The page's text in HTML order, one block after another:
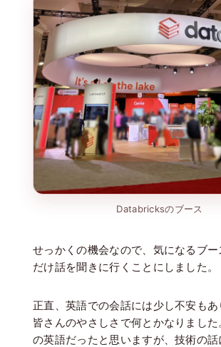
Databricksのブース
せっかくの機会なので、気になるブー
だけ話を聞きに行くことにしました。
正直、英語での会話には少し不安もあ
皆さんのやさしさで何とかなりまし
の英語だったと思いますが、技術の